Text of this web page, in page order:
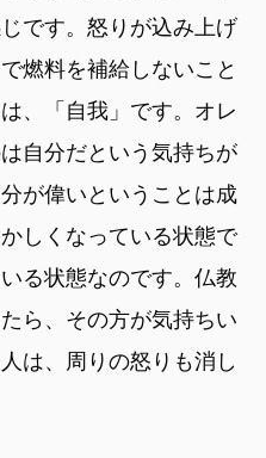
です。怒りが込み上げ
燃料を補給しないこと
、「自我」です。オレ
自分だという気持ちが
が偉いということは成
しくなっている状態で
る状態なのです。仏教
ら、その方が気持ちい
は、周りの怒りも消し